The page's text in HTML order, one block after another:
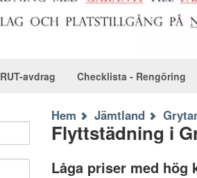
RUT-avdrag Checklista - Rengöring
Hem Jämtland
Flyttstädning i
Låga priser med hög